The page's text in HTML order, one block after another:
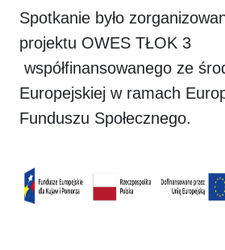
Spotkanie było
projektu OWES TŁOK 3
współfinansowanego ze
Europejskiej w ramach
Funduszu Społecznego.